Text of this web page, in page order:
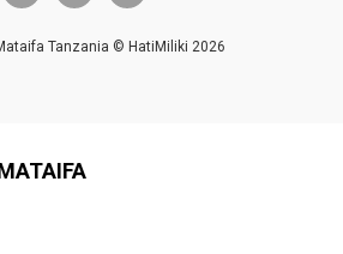
Tanzania © HatiMiliki 2026